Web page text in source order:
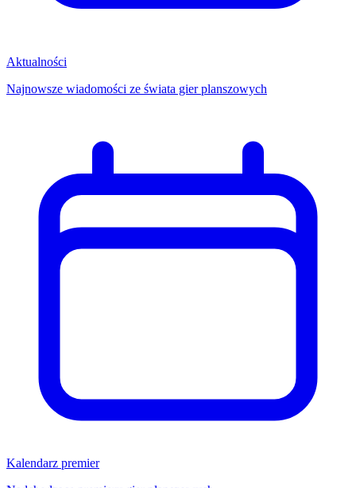
Aktualności
Najnowsze wiadomości ze świata gier planszowych
Kalendarz premier